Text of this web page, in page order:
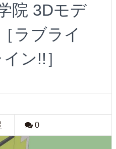
院 3Dモデ
ラブライ
ン!!］
0